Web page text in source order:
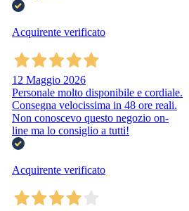
Acquirente verificato
12 Maggio 2026
Personale molto disponibile e cordiale.
Consegna velocissima in 48 ore reali.
Non conoscevo questo negozio on-
line ma lo consiglio a tutti!
Acquirente verificato